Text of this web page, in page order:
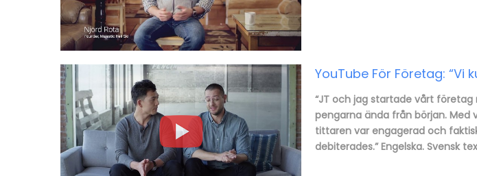
YouTube För Företag:
“JT och jag startade vårt
pengarna ända från början. Med
tittaren var engagerad och
debiterades.” Engelska. Svensk